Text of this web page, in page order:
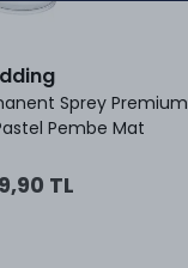
Sprey Premium
Pembe Mat
TL